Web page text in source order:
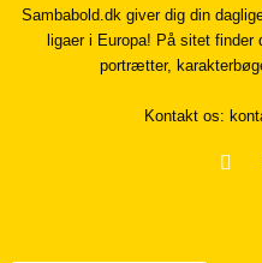
Sambabold.dk giver dig din
ligaer i Europa! På sitet finder
portrætter,
Kontakt os: